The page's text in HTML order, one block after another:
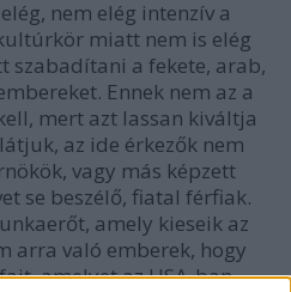
nem elég intenzív a
miatt nem is elég
szabadítani a fekete, arab,
Ennek nem az a
mert azt lassan kiváltja
az ide érkezők nem
vagy más képzett
se beszélő, fiatal férfiak.
amely kieseik az
arra való emberek, hogy
amelyet az USA-ban